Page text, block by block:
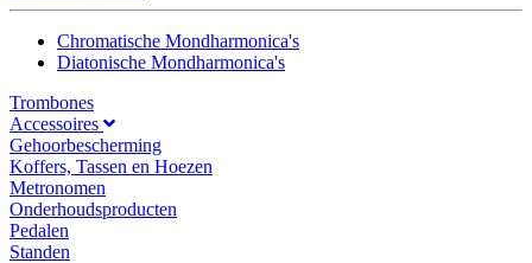
Chromatische Mondharmonica's
Diatonische Mondharmonica's
Trombones
Accessoires
Gehoorbescherming
Koffers, Tassen en Hoezen
Metronomen
Onderhoudsproducten
Pedalen
Standen